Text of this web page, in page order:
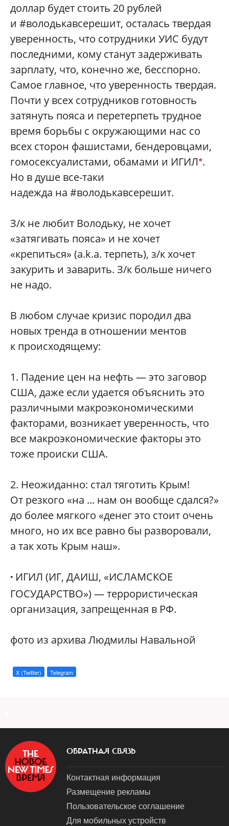
доллар будет стоить 20 рублей
и #володькавсерешит, осталась твердая
уверенность, что сотрудники УИС будут
последними, кому станут задерживать
зарплату, что, конечно же, бесспорно.
Самое главное, что уверенность твердая.
Почти у всех сотрудников готовность
затянуть пояса и перетерпеть трудное
время борьбы с окружающими нас со
всех сторон фашистами, бендеровцами,
гомосексуалистами, обамами и ИГИЛ*.
Но в душе все-таки
надежда на #володькавсерешит.
З/к не любит Володьку, не хочет
«затягивать пояса» и не хочет
«крепиться» (a.k.a. терпеть), з/к хочет
закурить и заварить. З/к больше ничего
не надо.
В любом случае кризис породил два
новых тренда в отношении ментов
к происходящему:
1. Падение цен на нефть — это заговор
США, даже если удается объяснить это
различными макроэкономическими
факторами, возникает уверенность, что
все макроэкономические факторы это
тоже происки США.
2. Неожиданно: стал тяготить Крым!
От резкого «на ... нам он вообще сдался?»
до более мягкого «денег это стоит очень
много, но их все равно бы разворовали,
а так хоть Крым наш».
* ИГИЛ (ИГ, ДАИШ, «ИСЛАМСКОЕ
ГОСУДАРСТВО») — террористическая
организация, запрещенная в РФ.
фото из архива Людмилы Навальной
X (Twitter) Telegram
ОБРАТНАЯ СВЯЗЬ
Контактная информация
Размещение рекламы
Пользовательское соглашение
Для мобильных устройств